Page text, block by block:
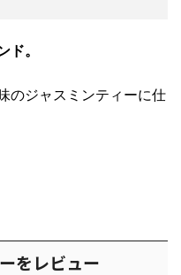
。
のジャスミンティーに仕
をレビュー